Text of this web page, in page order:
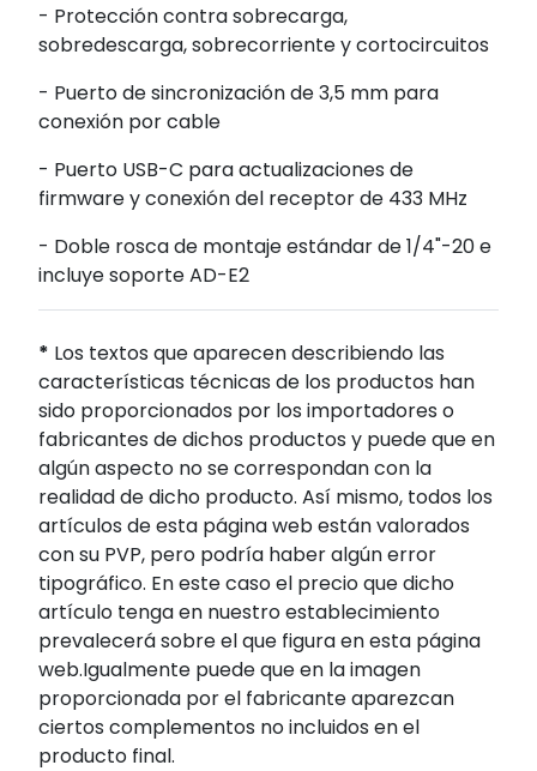
- Protección contra sobrecarga,
sobredescarga, sobrecorriente y cortocircuitos
- Puerto de sincronización de 3,5 mm para
conexión por cable
- Puerto USB-C para actualizaciones de
firmware y conexión del receptor de 433 MHz
- Doble rosca de montaje estándar de 1/4"-20 e
incluye soporte AD-E2
* Los textos que aparecen describiendo las
características técnicas de los productos han
sido proporcionados por los importadores o
fabricantes de dichos productos y puede que en
algún aspecto no se correspondan con la
realidad de dicho producto. Así mismo, todos los
artículos de esta página web están valorados
con su PVP, pero podría haber algún error
tipográfico. En este caso el precio que dicho
artículo tenga en nuestro establecimiento
prevalecerá sobre el que figura en esta página
web.Igualmente puede que en la imagen
proporcionada por el fabricante aparezcan
ciertos complementos no incluidos en el
producto final.